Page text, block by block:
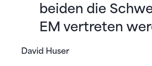
David Huser
beiden die
EM vertreten